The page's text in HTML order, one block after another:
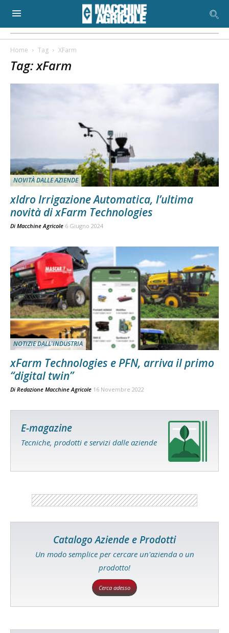
Home Tag XFarm
Tag: xFarm
NOVITÀ DALLE AZIENDE
xIdro Irrigazione Automatica, l’ultima
novità di xFarm Technologies
Di Macchine Agricole 6 Giugno 2024
NOTIZIE DALL'INDUSTRIA
xFarm Technologies e PFN, arriva il primo
“digital twin”
Di Redazione Macchine Agricole 16 Novembre 2022
E-magazine
Tecniche, prodotti e servizi dalle aziende
Catalogo Aziende e Prodotti
Un modo semplice per cercare un'azienda o un
prodotto!
Cerca adesso